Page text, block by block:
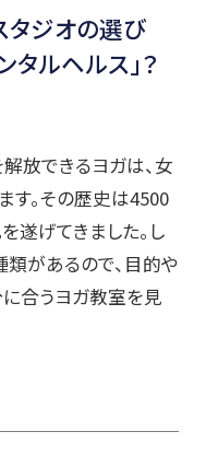
タジオの選び
タルヘルス」？
放できるヨガは、女
。その歴史は4500
遂げてきました。し
類があるので、目的や
合うヨガ教室を見